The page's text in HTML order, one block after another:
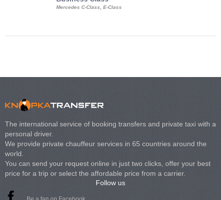
Mercedes C-Class, E-Class
The international service of booking transfers and private taxi with a
personal driver.
We provide private chauffeur services in 65 countries around the
world.
You can send your request online in just two clicks, offer your best
price for a trip or select the affordable price from a carrier.
Follow us